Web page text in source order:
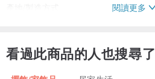
閱讀更多
看過此商品的人也搜尋了